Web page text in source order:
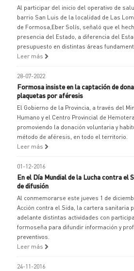
Al participar del inicio del operativo de
barrio San Luis de la localidad de Las
de Formosa,Eber Solís, señaló que el
presencia del Estado, a diferencia del
presupuesto en distintas áreas fundament
Leer más
28-07-2022
Formosa insiste en la captación de
plaquetas por aféresis
El Gobierno de la Provincia, a través del
Humano y el Centro Provincial de
promoviendo la donación voluntaria y
método de aféresis, en todo el territorio.
Leer más
01-12-2016
En el Día Mundial de la Lucha contra el
de difusión
Al conmemorarse este jueves 1 de
Acción contra el Sida, la cartera sanitaria
adelante distintas actividades con
formoseña para difundir información y
preventivos.
Leer más
24-11-2016